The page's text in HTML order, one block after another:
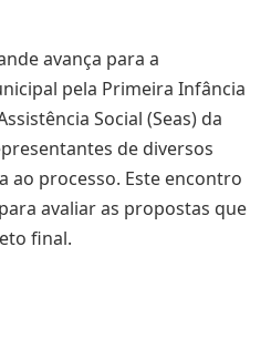
avança para a
pela Primeira Infância
Social (Seas) da
de diversos
ao processo. Este encontro
avaliar as propostas que
final.